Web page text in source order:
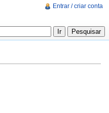
Entrar / criar conta